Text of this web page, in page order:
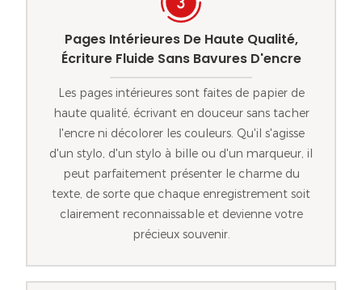
Pages Intérieures De Haute Qualité,
Écriture Fluide Sans Bavures D'encre
Les pages intérieures sont faites de papier de
haute qualité, écrivant en douceur sans tacher
l'encre ni décolorer les couleurs. Qu'il s'agisse
d'un stylo, d'un stylo à bille ou d'un marqueur, il
peut parfaitement présenter le charme du
texte, de sorte que chaque enregistrement soit
clairement reconnaissable et devienne votre
précieux souvenir.